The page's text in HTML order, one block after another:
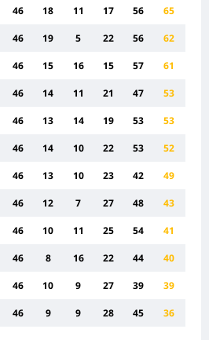
46 18 11 17 56 65
46 19 5 22 56 62
46 15 16 15 57 61
46 14 11 21 47 53
46 13 14 19 53 53
46 14 10 22 53 52
46 13 10 23 42 49
46 12 7 27 48 43
46 10 11 25 54 41
46 8 16 22 44 40
46 10 9 27 39 39
46 9 9 28 45 36